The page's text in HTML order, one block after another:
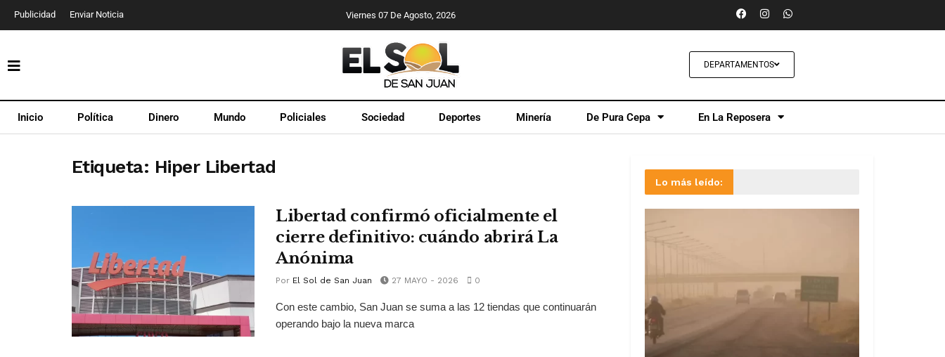
Publicidad Enviar Noticia Viernes 07 De Agosto, 2026
DEPARTAMENTOS
Inicio Política Dinero Mundo Policiales Sociedad Deportes Minería De Pura Cepa En La Reposera
Etiqueta: Hiper Libertad
Libertad confirmó oficialmente el
cierre definitivo: cuándo abrirá La
Anónima
Por El Sol de San Juan 27 MAYO - 2026 0
Con este cambio, San Juan se suma a las 12 tiendas que continuarán
operando bajo la nueva marca
Lo más leído: